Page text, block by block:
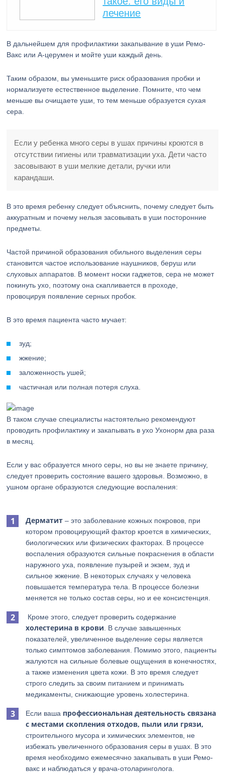
лечение
В дальнейшем для профилактики закапывание в уши Ремо-
Вакс или А-церумен и мойте уши каждый день.
Таким образом, вы уменьшите риск образования пробки и
нормализуете естественное выделение. Помните, что чем
меньше вы очищаете уши, то тем меньше образуется сухая
сера.
Если у ребенка много серы в ушах причины кроются в
отсутствии гигиены или травматизации уха. Дети часто
засовывают в уши мелкие детали, ручки или
карандаши.
В это время ребенку следует объяснить, почему следует быть
аккуратным и почему нельзя засовывать в уши посторонние
предметы.
Частой причиной образования обильного выделения серы
становится частое использование наушников, беруш или
слуховых аппаратов. В момент носки гаджетов, сера не может
покинуть ухо, поэтому она скапливается в проходе,
провоцируя появление серных пробок.
В это время пациента часто мучает:
зуд;
жжение;
заложенность ушей;
частичная или полная потеря слуха.
В таком случае специалисты настоятельно рекомендуют
проводить профилактику и закапывать в ухо Ухонорм два раза
в месяц.
Если у вас образуется много серы, но вы не знаете причину,
следует проверить состояние вашего здоровья. Возможно, в
ушном органе образуются следующие воспаления:
Дерматит – это заболевание кожных покровов, при
котором провоцирующий фактор кроется в химических,
биологических или физических факторах. В процессе
воспаления образуются сильные покраснения в области
наружного уха, появление пузырей и экзем, зуд и
сильное жжение. В некоторых случаях у человека
повышается температура тела. В процессе болезни
меняется не только состав серы, но и ее консистенция.
Кроме этого, следует проверить содержание
холестерина в крови . В случае завышенных
показателей, увеличенное выделение серы является
только симптомов заболевания. Помимо этого, пациенты
жалуются на сильные болевые ощущения в конечностях,
а также изменения цвета кожи. В это время следует
строго следить за своим питанием и принимать
медикаменты, снижающие уровень холестерина.
Если ваша профессиональная деятельность связана
с местами скопления отходов, пыли или грязи,
строительного мусора и химических элементов, не
избежать увеличенного образования серы в ушах. В это
время необходимо ежемесячно закапывать в уши Ремо-
вакс и наблюдаться у врача-отоларинголога.